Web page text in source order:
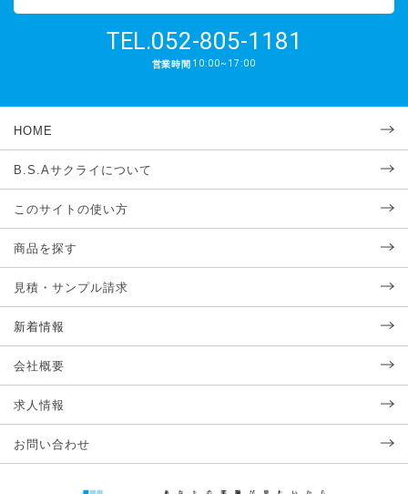
TEL.052-805-1181
営業時間 10:00~17:00
HOME
B.S.Aサクライについて
このサイトの使い方
商品を探す
見積・サンプル請求
新着情報
会社概要
求人情報
お問い合わせ